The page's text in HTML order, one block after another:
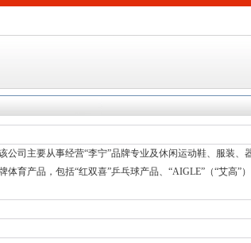
司主要从事经营“李宁”品牌专业及休闲运动鞋、服装
产品，包括“红双喜”乒乓球产品、“AIGLE”（“艾高”